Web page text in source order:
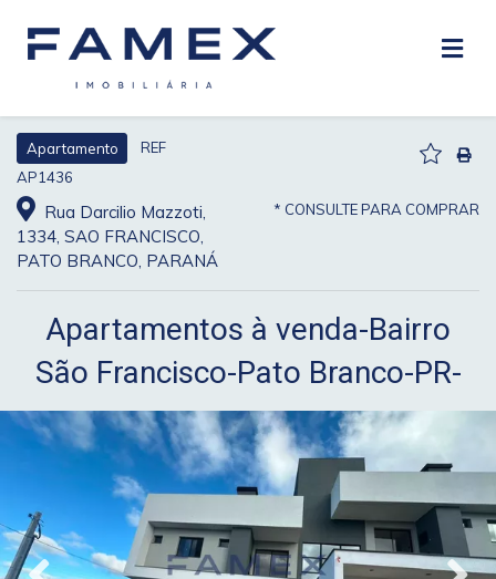
Apartamento
REF
AP1436
Rua Darcilio Mazzoti,
1334, SAO FRANCISCO,
PATO BRANCO, PARANÁ
* CONSULTE PARA COMPRAR
Apartamentos à venda-Bairro
São Francisco-Pato Branco-PR-